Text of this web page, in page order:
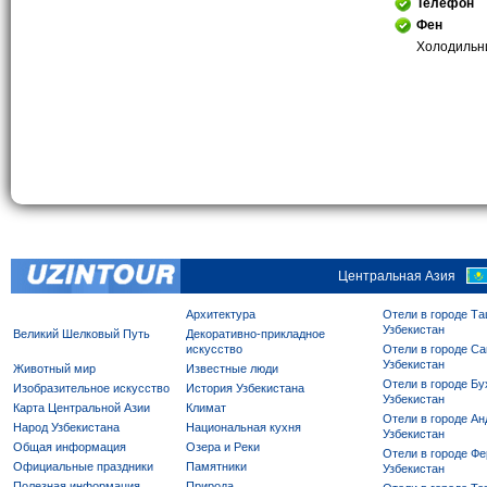
Телефон
Фен
Центральная Азия
Архитектура
Великий Шелковый Путь
Декоративно-прикладное
искусство
Животный мир
Известные люди
Изобразительное искусство
История Узбекистана
Карта Центральной Азии
Климат
Народ Узбекистана
Национальная кухня
Общая информация
Озера и Реки
Официальные праздники
Памятники
Отели в городе
Узбекистан
Отели в городе
Узбекистан
Отели в городе
Узбекистан
Отели в городе
Узбекистан
Отели в городе
Узбекистан